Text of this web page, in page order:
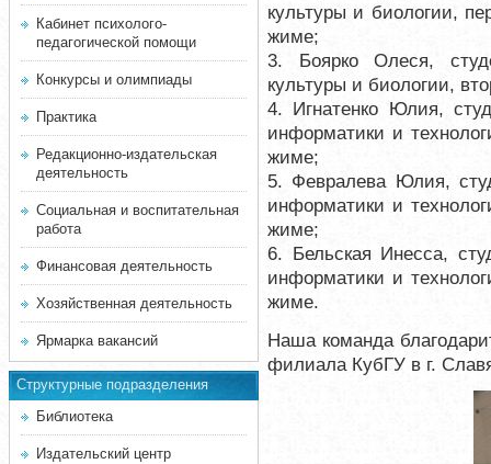
Кабинет психолого-
педагогической помощи
Конкурсы и олимпиады
Практика
Редакционно-издательская
деятельность
Социальная и воспитательная
работа
Финансовая деятельность
Хозяйственная деятельность
Ярмарка вакансий
Структурные подразделения
Библиотека
Издательский центр
культуры и биологии,
жиме;
3. Боярко Олеся,
культуры и биологии,
4. Игнатенко Юлия,
информатики и
жиме;
5. Февралева Юлия,
информатики и
жиме;
6. Бельская Инесса,
информатики и
жиме.
Наша команда
филиала КубГУ в г.